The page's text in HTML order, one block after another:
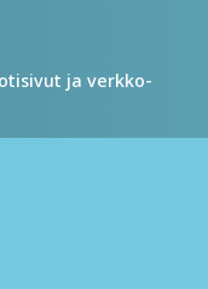
ja verkko-